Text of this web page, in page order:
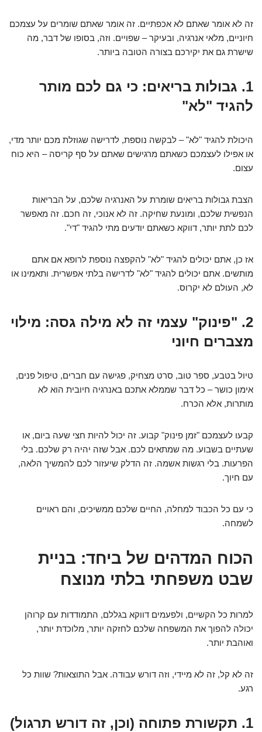
זה לא אומר שאתם לא אכפתיים. זה אומר שאתם שומרים על עצמכם
חיוניים, מלאי אנרגיה, ובעיקר – שפויים. וזה, בסופו של דבר, מה
שישרת גם את יקירכם בצורה הטובה ביותר.
1. גבולות בריאים: כי גם לכם מותר
להגיד "לא"
היכולת להגיד "לא" – לבקשה נוספת, לדרישה שגוזלת מכם יותר מדי,
או אפילו לעצמכם כשאתם מרגישים שאתם על סף קריסה – היא כוח
עצום.
הצבת גבולות בריאים שומרת על האנרגיה שלכם, על הבריאות
הנפשית שלכם, ומונעת שחיקה. זה לא אנוכי, זה חכם. זה מאפשר
לכם לתת יותר, דווקא כשאתם יודעים מתי להגיד "די".
אז כן, אתם יכולים להגיד "לא" להקפצה נוספת לרופא אם אתם
מותשים. אתם יכולים להגיד "לא" לדרישה בלתי אפשרית. ותאמינו או
לא, העולם לא יקרוס.
2. "פינוק" עצמי זה לא מילה גסה: מילוי
מצברים חיוני
טיול בטבע, ספר טוב, סרט מצחיק, פגישה עם חברים, טיפול פנים,
אימון כושר – כל דבר שממלא אתכם באנרגיה חיובית הוא לא
מותרות, אלא הכרח.
קבעו לעצמכם "זמן פינוק" קבוע. זה יכול להיות חצי שעה ביום, או
שעתיים בשבוע. מה שמתאים לכם. אבל שזה יהיה רק שלכם. בלי
הפרעות. בלי רגשות אשמה. זה הדלק שיעזור לכם להמשיך הלאה,
עם חיוך.
כי עם כל הכבוד למחלה, החיים שלכם ממשיכים, והם ראויים
לשמחה.
הכוח המדהים של ביחד: בניית
שבט משפחתי בלתי מנוצח
למרות כל הקשיים, ולפעמים דווקא בגללם, התמודדות עם קרוהן
יכולה להפוך את המשפחה שלכם לחזקה יותר, מלוכדת יותר,
ואוהבת יותר.
זה לא קל, זה לא מיידי, וזה דורש עבודה. אבל התוצאות? שוות כל
רגע.
1. תקשורת פתוחה (וכן, זה דורש תרגול)